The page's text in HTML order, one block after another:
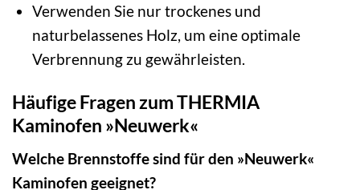
Verwenden Sie nur trockenes und
naturbelassenes Holz, um eine optimale
Verbrennung zu gewährleisten.
Häufige Fragen zum THERMIA
Kaminofen »Neuwerk«
Welche Brennstoffe sind für den »Neuwerk«
Kaminofen geeignet?